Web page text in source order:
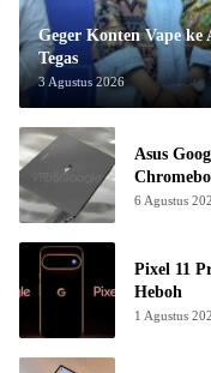
Geger Konten Vape
Tegas
3 Agustus 2026
Asus
6 Agustus
Pixel 11
Heboh
1 Agustus